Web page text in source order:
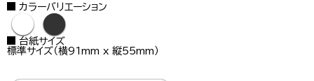
カラーバリエーション
● ●
台紙サイズ
標準サイズ（横91mm x 縦55mm）